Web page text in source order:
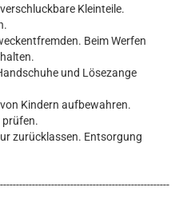
Kleinteile.
Beim Werfen
und Lösezange
Kindern aufbewahren.
prüfen.
zurücklassen. Entsorgung